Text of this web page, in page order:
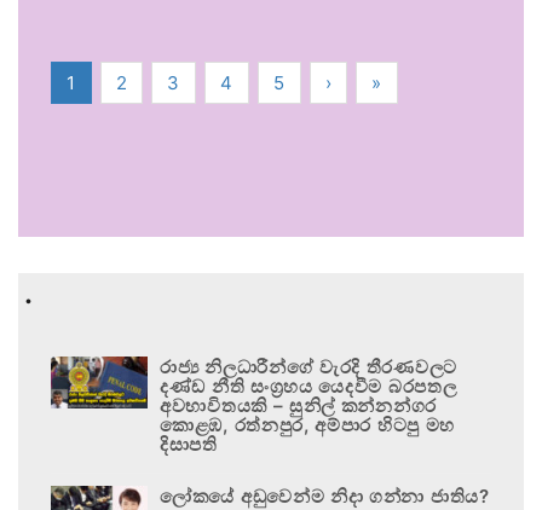
1 2 3 4 5 › »
.
රාජ්‍ය නිලධාරීන්ගේ වැරදි තීරණවලට
දණ්ඩ නීති සංග්‍රහය යෙදවීම බරපතල
අවභාවිතයකි – සුනිල් කන්නන්ගර
කොළඹ, රත්නපුර, අම්පාර හිටපු මහ
දිසාපති
ලෝකයේ අඩුවෙන්ම නිදා ගන්නා ජාතිය?